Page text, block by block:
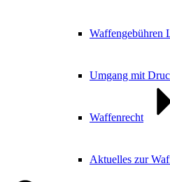
Waffengebühren
Umgang mit
Waffenrecht
Aktuelles zur